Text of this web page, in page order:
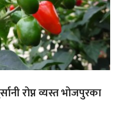
रोप्न व्यस्त भोजपुरका